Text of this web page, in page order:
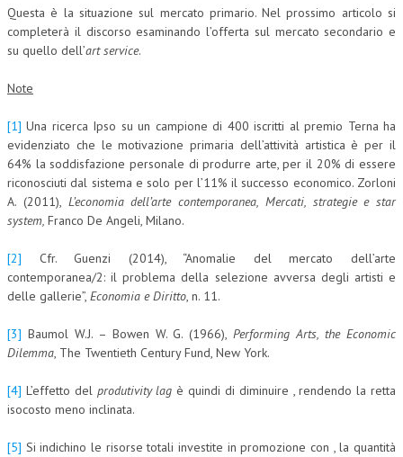
Questa è la situazione sul mercato primario. Nel prossimo articolo si
completerà il discorso esaminando l’offerta sul mercato secondario e
su quello dell’art service.
Note
[1] Una ricerca Ipso su un campione di 400 iscritti al premio Terna ha
evidenziato che le motivazione primaria dell’attività artistica è per il
64% la soddisfazione personale di produrre arte, per il 20% di essere
riconosciuti dal sistema e solo per l’11% il successo economico. Zorloni
A. (2011), L’economia dell’arte contemporanea, Mercati, strategie e star
system, Franco De Angeli, Milano.
[2] Cfr. Guenzi (2014), “Anomalie del mercato dell’arte
contemporanea/2: il problema della selezione avversa degli artisti e
delle gallerie”, Economia e Diritto, n. 11.
[3] Baumol W.J. – Bowen W. G. (1966),Performing Arts, the Economic
Dilemma, The Twentieth Century Fund, New York.
[4] L’effetto del produtivity lag è quindi di diminuire , rendendo la retta
isocosto meno inclinata.
[5] Si indichino le risorse totali investite in promozione con , la quantità